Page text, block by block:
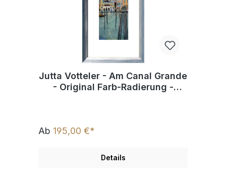
Jutta Votteler - Am Canal Grande
- Original Farb-Radierung -
Ab 195,00 €*
Details